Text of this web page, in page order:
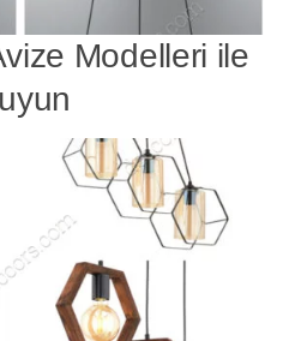
Modelleri ile